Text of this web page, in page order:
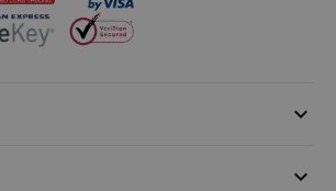
keyboard_arrow_down
keyboard_arrow_down